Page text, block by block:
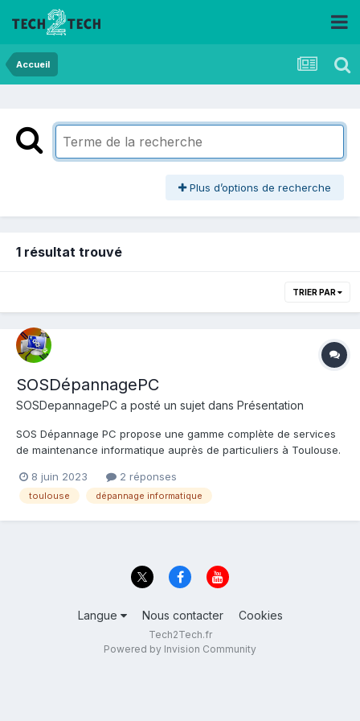
Accueil
Plus d’options de recherche
1 résultat trouvé
TRIER PAR
SOSDépannagePC
SOSDepannagePC a posté un sujet dans Présentation
SOS Dépannage PC propose une gamme complète de services
de maintenance informatique auprès de particuliers à Toulouse.
maintenance préventive et de la réparation, à l'installation et à
la configuration de matériel et de logiciels. Nous pouvons inte...
8 juin 2023 2 réponses
toulouse dépannage informatique
Langue Nous contacter Cookies
Tech2Tech.fr
Powered by Invision Community